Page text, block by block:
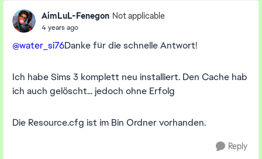
AimLuL-Fenegon Not applicable
4 years ago
@water_si76Danke für die schnelle Antwort!
Ich habe Sims 3 komplett neu installiert. Den Cache hab
ich auch gelöscht... jedoch ohne Erfolg
Die Resource.cfg ist im Bin Ordner vorhanden.
Reply